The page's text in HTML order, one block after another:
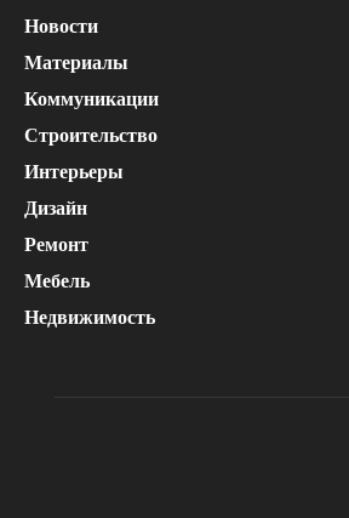
Новости
Материалы
Коммуникации
Строительство
Интерьеры
Дизайн
Ремонт
Мебель
Недвижимость